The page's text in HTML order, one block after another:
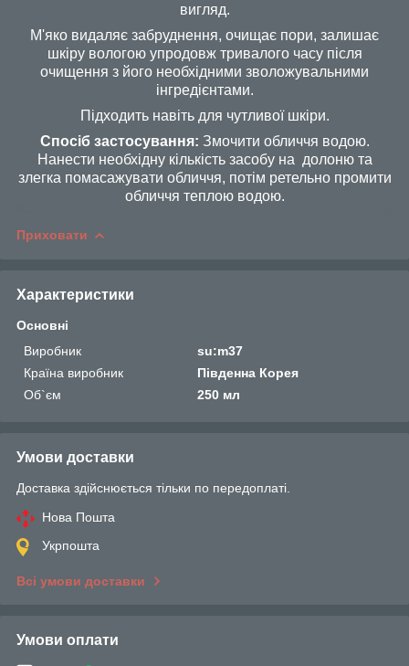
вигляд.
М'яко видаляє забруднення, очищає пори, залишає
шкіру вологою упродовж тривалого часу після
очищення з його необхідними зволожувальними
інгредієнтами.
Підходить навіть для чутливої шкіри.
Спосіб застосування: Змочити обличчя водою.
Нанести необхідну кількість засобу на долоню та
злегка помасажувати обличчя, потім ретельно промити
обличчя теплою водою.
Приховати
Характеристики
Основні
Виробник
su:m37
Країна виробник
Південна Корея
Об`єм
250 мл
Умови доставки
Доставка здійснюється тільки по передоплаті.
Нова Пошта
Укрпошта
Всі умови доставки
Умови оплати